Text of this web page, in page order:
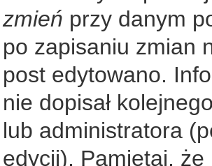
zmień przy danym
po zapisaniu zmian
post edytowano.
nie dopisał
lub administratora
edycji). Pamiętaj,